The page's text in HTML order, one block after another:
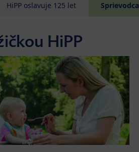
HiPP oslavuje 125 let Sprievodca
HiPP